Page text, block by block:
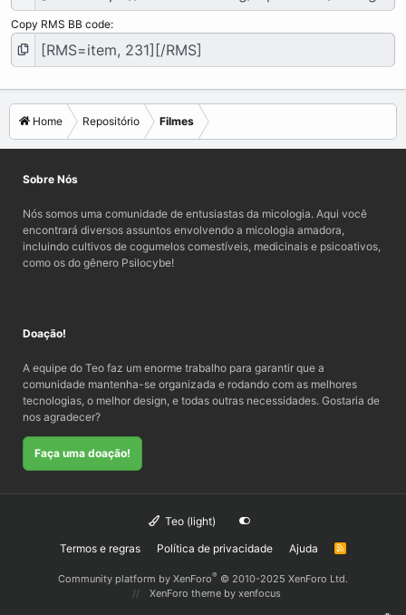
Copy RMS BB code
Home Repositório Filmes
Sobre Nós
Nós somos uma comunidade de entusiastas da micologia. Aqui você
encontrará diversos assuntos envolvendo a micologia amadora,
incluindo cultivos de cogumelos comestíveis, medicinais e psicoativos,
como os do gênero Psilocybe!
Doação!
A equipe do Teo faz um enorme trabalho para garantir que a
comunidade mantenha-se organizada e rodando com as melhores
tecnologias, o melhor design, e todas outras necessidades. Gostaria de
nos agradecer?
Faça uma doação!
Teo (light)
Termos e regras
Política de privacidade Ajuda
R
Community platform by XenForo® © 2010-2025 XenForo Ltd.
XenForo theme by xenfocus